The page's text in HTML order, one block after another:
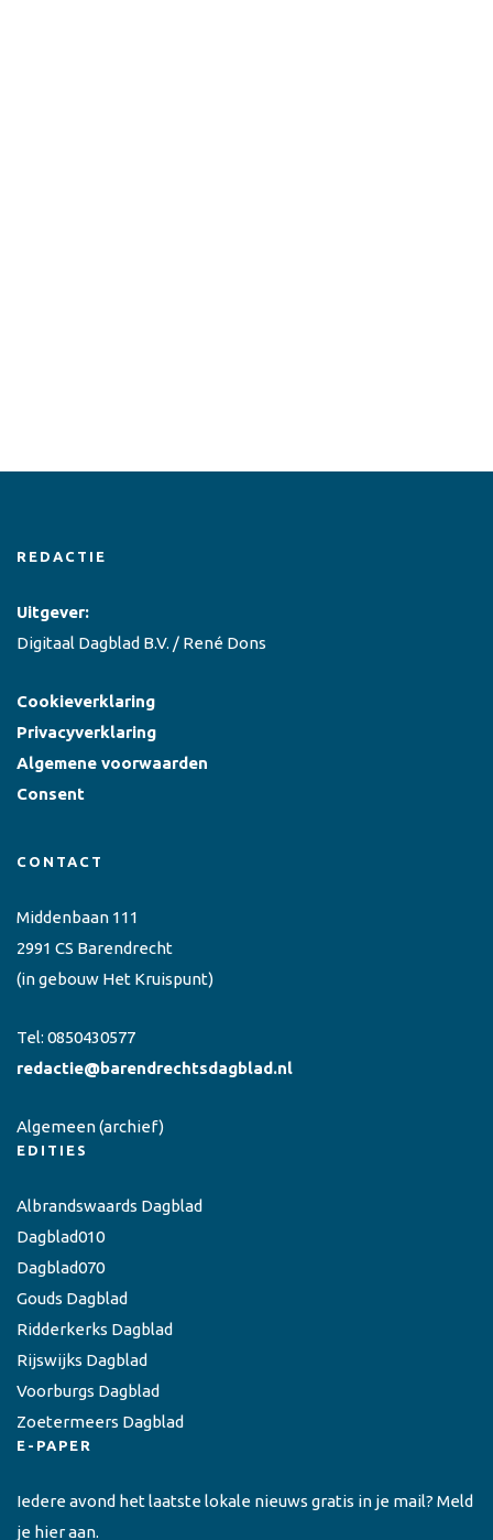
REDACTIE
Uitgever:
Digitaal Dagblad B.V. / René Dons
Cookieverklaring
Privacyverklaring
Algemene voorwaarden
Consent
CONTACT
Middenbaan 111
2991 CS Barendrecht
(in gebouw Het Kruispunt)
Tel: 0850430577
redactie@barendrechtsdagblad.nl
Algemeen(archief)
EDITIES
Albrandswaards Dagblad
Dagblad010
Dagblad070
Gouds Dagblad
Ridderkerks Dagblad
Rijswijks Dagblad
Voorburgs Dagblad
Zoetermeers Dagblad
E-PAPER
Iedere avond het laatste lokale nieuws gratis in je mail? Meld
je hier aan.